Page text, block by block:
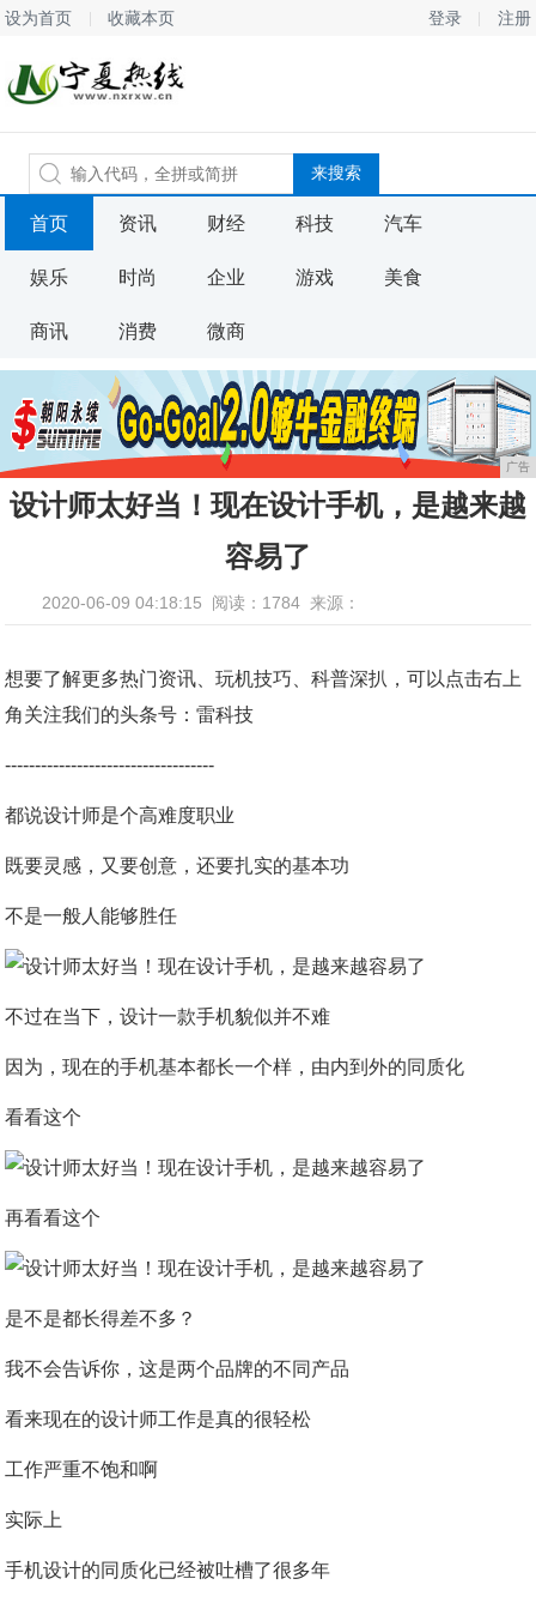
设为首页 收藏本页 登录 注册
首页 资讯 财经 科技 汽车
娱乐 时尚 企业 游戏 美食
商讯 消费 微商
广告
设计师太好当！现在设计手机，是越来越
容易了
2020-06-09 04:18:15 阅读：1784 来源：
想要了解更多热门资讯、玩机技巧、科普深扒，可以点击右上
角关注我们的头条号：雷科技
-----------------------------------
都说设计师是个高难度职业
既要灵感，又要创意，还要扎实的基本功
不是一般人能够胜任
不过在当下，设计一款手机貌似并不难
因为，现在的手机基本都长一个样，由内到外的同质化
看看这个
再看看这个
是不是都长得差不多？
我不会告诉你，这是两个品牌的不同产品
看来现在的设计师工作是真的很轻松
工作严重不饱和啊
实际上
手机设计的同质化已经被吐槽了很多年